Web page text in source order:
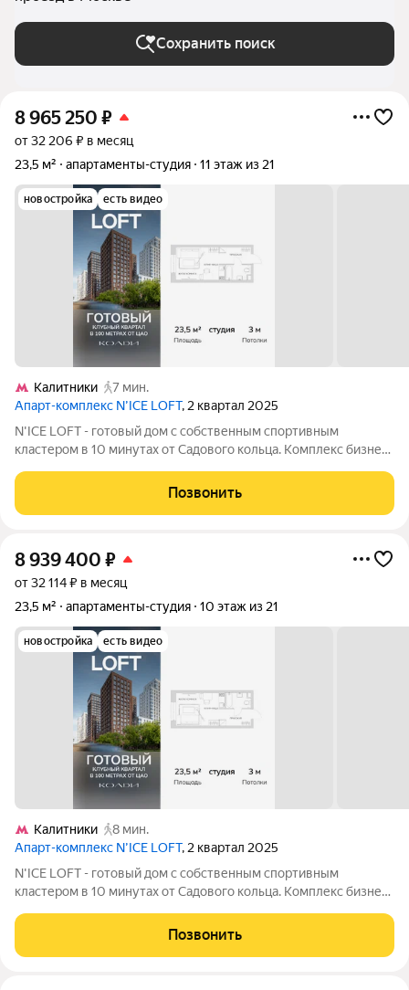
Сохранить поиск
8 965 250 ₽
от 32 206 ₽ в месяц
23,5 м²
апартаменты-студия 11 этаж из 21
новостройка есть видео
Калитники
7 мин.
Апарт-комплекс N’ICE LOFT, 2 квартал 2025
N'ICE LOFT - готовый дом с собственным спортивным
кластером в 10 минутах от Садового кольца. Комплекс бизнес-
компания КОЛДИ, представляет собой знаковое жилое
пространство, на территории которого
Позвонить
8 939 400 ₽
от 32 114 ₽ в месяц
23,5 м²
апартаменты-студия 10 этаж из 21
новостройка есть видео
Калитники
8 мин.
Апарт-комплекс N’ICE LOFT, 2 квартал 2025
N'ICE LOFT - готовый дом с собственным спортивным
кластером в 10 минутах от Садового кольца. Комплекс бизнес-
компания КОЛДИ, представляет собой знаковое жилое
пространство, на территории которого
Позвонить